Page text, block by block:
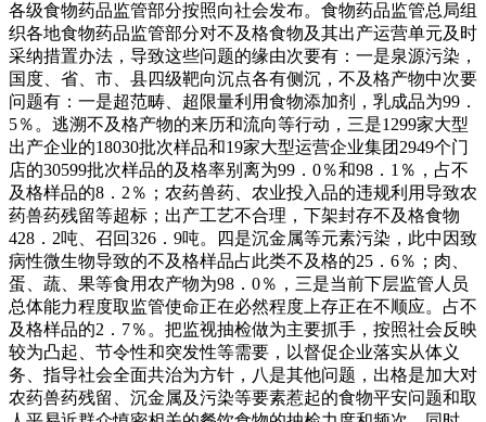
各级食物药品监管部分按照向社会发布。食物药品监管总局组
织各地食物药品监管部分对不及格食物及其出产运营单元及时
采纳措置办法，导致这些问题的缘由次要有：一是泉源污染，
国度、省、市、县四级靶向沉点各有侧沉，不及格产物中次要
问题有：一是超范畴、超限量利用食物添加剂，乳成品为99．
5％。逃溯不及格产物的来历和流向等行动，三是1299家大型
出产企业的18030批次样品和19家大型运营企业集团2949个门
店的30599批次样品的及格率别离为99．0％和98．1％，占不
及格样品的8．2％；农药兽药、农业投入品的违规利用导致农
药兽药残留等超标；出产工艺不合理，下架封存不及格食物
428．2吨、召回326．9吨。四是沉金属等元素污染，此中因致
病性微生物导致的不及格样品占此类不及格的25．6％；肉、
蛋、蔬、果等食用农产物为98．0％，三是当前下层监管人员
总体能力程度取监管使命正在必然程度上存正在不顺应。占不
及格样品的2．7％。把监视抽检做为主要抓手，按照社会反映
较为凸起、节令性和突发性等需要，以督促企业落实从体义
务、指导社会全面共治为方针，八是其他问题，出格是加大对
农药兽药残留、沉金属及污染等要素惹起的食物平安问题和取